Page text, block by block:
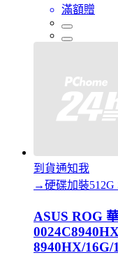
滿額贈
到貨通知我
→硬碟加裝512G
ASUS ROG
8940HX/16G/